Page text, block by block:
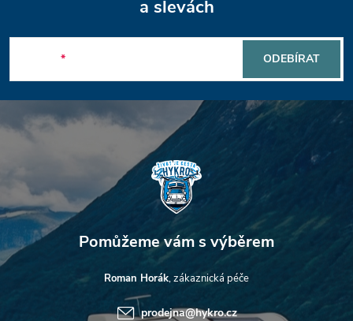
p
a
t
í
a slevách
ODEBÍRAT
Roman Horák
prodejna@hykro.cz